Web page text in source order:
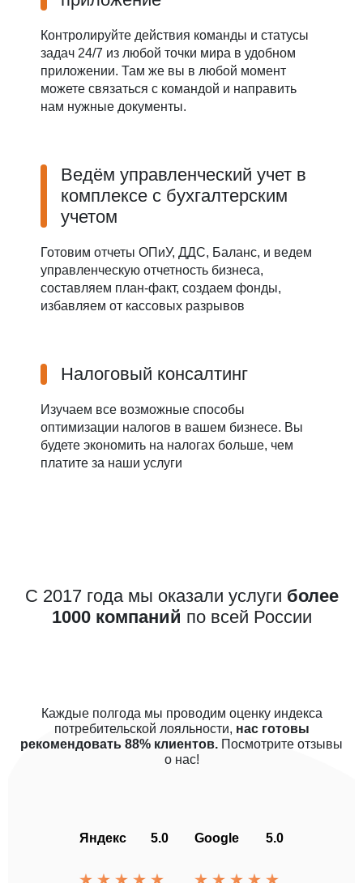
Контролируйте действия команды и статусы
задач 24/7 из любой точки мира в удобном
приложении. Там же вы в любой момент
можете связаться с командой и направить
нам нужные документы.
Ведём управленческий учет в
комплексе с бухгалтерским
учетом
Готовим отчеты ОПиУ, ДДС, Баланс, и ведем
управленческую отчетность бизнеса,
составляем план-факт, создаем фонды,
избавляем от кассовых разрывов
Налоговый консалтинг
Изучаем все возможные способы
оптимизации налогов в вашем бизнесе. Вы
будете экономить на налогах больше, чем
платите за наши услуги
С 2017 года мы оказали услуги более
1000 компаний по всей России
Каждые полгода мы проводим оценку индекса
потребительской лояльности, нас готовы
рекомендовать 88% клиентов. Посмотрите отзывы
о нас!
Яндекс 5.0 Google 5.0